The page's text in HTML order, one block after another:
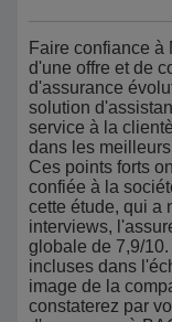
Faire confiance à
d'une offre et de
d'assurance
solution
service à la
dans les
Ces points forts
confiée à la
cette étude, qui a
interviews,
globale de 7,9/
incluses dans
image de la
constaterez par